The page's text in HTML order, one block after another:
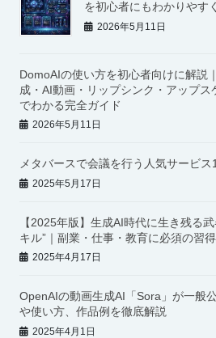
を初心者にもわかりやす
2026年5月11日
DomoAIの使い方を初心者向けに解説
成・AI動画・リップシンク・アップス
でわかる完全ガイド
2026年5月11日
メタバースで会議を行う人気サービス
2025年5月17日
【2025年版】生成AI時代に生き残る武
キル”｜副業・仕事・教育に必須の習
2025年4月17日
OpenAIの動画生成AI「Sora」が一般
や使い方、作品例を徹底解説
2025年4月1日